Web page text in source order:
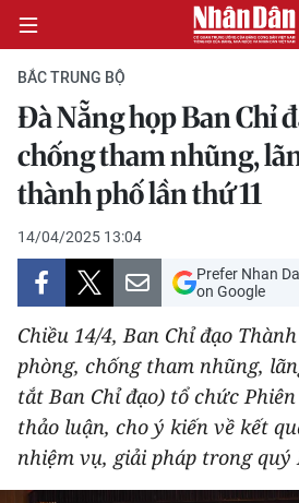
CHÍNH TRỊ
KINH TẾ
VĂN HÓA
XÃ HỘI
PHÁP LUẬT
DU LỊCH
THẾ GIỚI
BẮC TRUNG BỘ
Đà Nẵng họp Ban Chỉ
chống tham nhũng,
thành phố lần thứ 11
14/04/2025 13:04
Prefer Nhan
on Google
Chiều 14/4, Ban Chỉ đạo
phòng, chống tham nhũng,
tắt Ban Chỉ đạo) tổ chức
thảo luận, cho ý kiến về kết
nhiệm vụ, giải pháp trong quý